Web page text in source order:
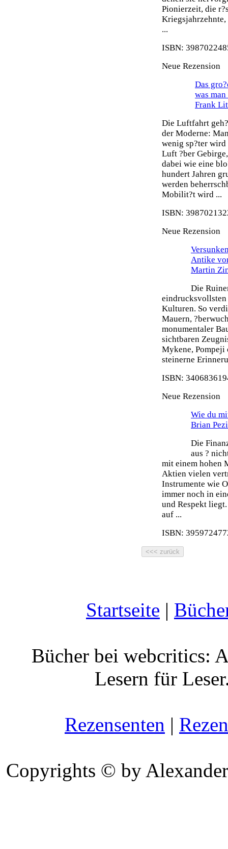
Pionierzeit, die
...
ISBN:
Neue Rezension
Das
was
Frank
Die Luftfahrt
der Moderne:
wenig sp?ter wird
Luft ?ber
dabei wie eine
hundert Jahren
werden
Mobilit?t wird ...
ISBN:
Neue Rezension
Antike
Martin
Die
eindrucksvollsten
Kulturen. So
Mauern,
monumentaler
sichtbaren
Mykene, Pompeji
steinerne
ISBN:
Neue Rezension
Wie du
Brian
Die
aus ?
mit einem hohen
Aktien vielen
Instrumente wie
immer noch in
und Respekt
auf ...
ISBN:
Startseite |
Bücher bei webcritics:
Lesern für
Rezensenten |
Copyrights © by